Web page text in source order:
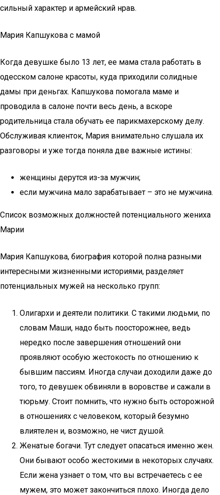
сильный характер и армейский нрав.
Мария Капшукова с мамой
Когда девушке было 13 лет, ее мама стала работать в
одесском салоне красоты, куда приходили солидные
дамы при деньгах. Капшукова помогала маме и
проводила в салоне почти весь день, а вскоре
родительница стала обучать ее парикмахерскому делу.
Обслуживая клиенток, Мария внимательно слушала их
разговоры и уже тогда поняла две важные истины:
женщины дерутся из-за мужчин;
если мужчина мало зарабатывает – это не мужчина.
Список возможных должностей потенциального жениха
Марии
Мария Капшукова, биография которой полна разными
интересными жизненными историями, разделяет
потенциальных мужей на несколько групп:
Олигархи и деятели политики. С такими людьми, по
словам Маши, надо быть поосторожнее, ведь
нередко после завершения отношений они
проявляют особую жестокость по отношению к
бывшим пассиям. Иногда случаи доходили даже до
того, то девушек обвиняли в воровстве и сажали в
тюрьму. Стоит помнить, что нужно быть осторожной
в отношениях с человеком, который безумно
влиятелен и, возможно, не чист душой.
Женатые богачи. Тут следует опасаться именно жен.
Они бывают особо жестокими в некоторых случаях.
Если жена узнает о том, что вы встречаетесь с ее
мужем, это может закончиться плохо. Иногда дело